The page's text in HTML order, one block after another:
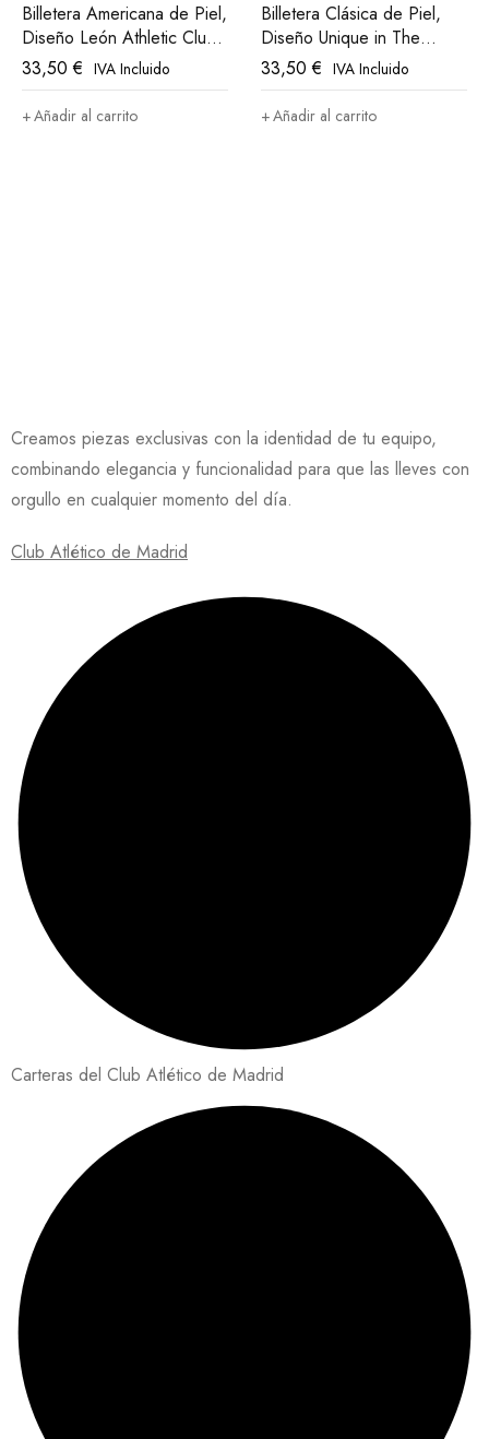
Billetera Americana de Piel,
Diseño León Athletic Club
Bilbao
33,50€ IVA Incluido
Añadir al carrito
Billetera Clásica de Piel,
Diseño Unique in The
World, Athletic Club Bilbao
33,50€ IVA Incluido
Añadir al carrito
Creamos piezas exclusivas con la identidad de tu equipo,
combinando elegancia y funcionalidad para que las lleves con
orgullo en cualquier momento del día.
Club Atlético de Madrid
Carteras del Club Atlético de Madrid